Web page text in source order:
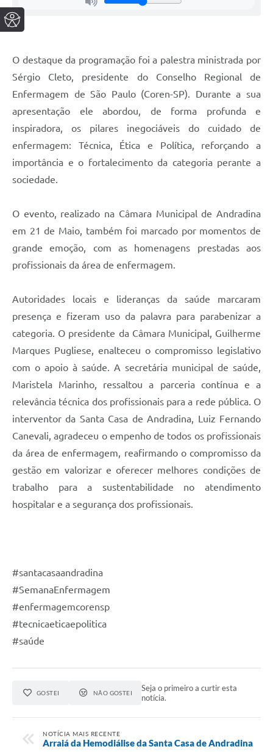
O destaque da programação foi a palestra ministrada por
Sérgio Cleto, presidente do Conselho Regional de
Enfermagem de São Paulo (Coren-SP). Durante a sua
apresentação ele abordou, de forma profunda e
inspiradora, os pilares inegociáveis do cuidado de
enfermagem: Técnica, Ética e Política, reforçando a
importância e o fortalecimento da categoria perante a
sociedade.
O evento, realizado na Câmara Municipal de Andradina
em 21 de Maio, também foi marcado por momentos de
grande emoção, com as homenagens prestadas aos
profissionais da área de enfermagem.
Autoridades locais e lideranças da saúde marcaram
presença e fizeram uso da palavra para parabenizar a
categoria. O presidente da Câmara Municipal, Guilherme
Marques Pugliese, enalteceu o compromisso legislativo
com o apoio à saúde. A secretária municipal de saúde,
Maristela Marinho, ressaltou a parceria contínua e a
relevância técnica dos profissionais para a rede pública. O
interventor da Santa Casa de Andradina, Luiz Fernando
Canevali, agradeceu o empenho de todos os profissionais
da área de enfermagem, reafirmando o compromisso da
gestão em valorizar e oferecer melhores condições de
trabalho para a sustentabilidade no atendimento
hospitalar e a segurança dos profissionais.
#santacasaandradina
#SemanaEnfermagem
#enfermagemcorensp
#tecnicaeticaepolitica
#saúde
GOSTEI NÃO GOSTEI
Seja o primeiro a curtir esta
notícia.
NOTÍCIA MAIS RECENTE
Arraiá da Hemodiálise da Santa Casa de Andradina